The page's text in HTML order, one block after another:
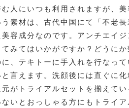
人にいつも利用されますが、美
素材は、古代中国にて「不老長
容成分なのです。アンチエイジ
みてはいかがですか？どうにか
、テキトーに手入れを行なって
言えます。洗顔後には直ぐに化
がトライアルセットを揃えてい
いとおっしゃる方にもトライア